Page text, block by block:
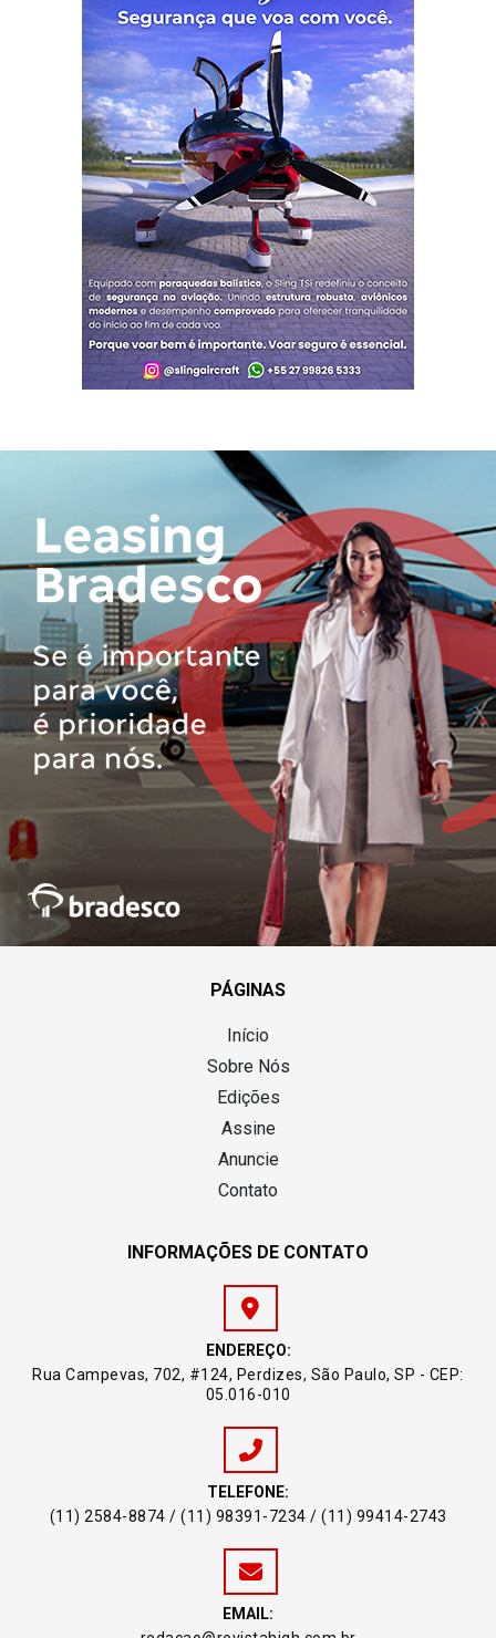
PÁGINAS
Início
Sobre Nós
Edições
Assine
Anuncie
Contato
INFORMAÇÕES DE CONTATO
ENDEREÇO:
Rua Campevas, 702, #124, Perdizes, São Paulo, SP - CEP:
05.016-010
TELEFONE:
(11) 2584-8874 / (11) 98391-7234 / (11) 99414-2743
EMAIL: